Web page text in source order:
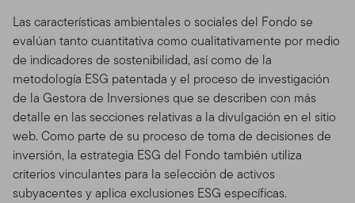
Las características ambientales o sociales del Fondo se
evalúan tanto cuantitativa como cualitativamente por medio
de indicadores de sostenibilidad, así como de la
metodología ESG patentada y el proceso de investigación
de la Gestora de Inversiones que se describen con más
detalle en las secciones relativas a la divulgación en el sitio
web. Como parte de su proceso de toma de decisiones de
inversión, la estrategia ESG del Fondo también utiliza
criterios vinculantes para la selección de activos
subyacentes y aplica exclusiones ESG específicas.